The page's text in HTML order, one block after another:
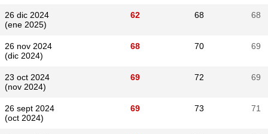
26 dic 2024
(ene 2025)
62 68 68
26 nov 2024
(dic 2024)
68 70 69
23 oct 2024
(nov 2024)
69 72 69
26 sept 2024
(oct 2024)
69 73 71